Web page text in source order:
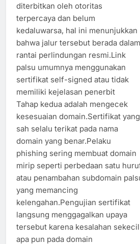
diterbitkan oleh otoritas
terpercaya dan belum
kedaluwarsa, hal ini menunjukkan
bahwa jalur tersebut berada dalam
rantai perlindungan resmi.Link
palsu umumnya menggunakan
sertifikat self-signed atau tidak
memiliki kejelasan penerbit
Tahap kedua adalah mengecek
kesesuaian domain.Sertifikat yang
sah selalu terikat pada nama
domain yang benar.Pelaku
phishing sering membuat domain
mirip seperti perbedaan satu
atau penambahan subdomain
yang memancing
kelengahan.Pengujian sertifikat
langsung menggagalkan upaya
tersebut karena kesalahan sekecil
apa pun pada domain